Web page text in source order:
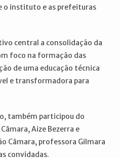
o instituto e as prefeituras
central a consolidação da
foco na formação das
de uma educação técnica
e transformadora para
também participou do
Aize Bezerra e
Câmara, professora Gilmara
convidadas.